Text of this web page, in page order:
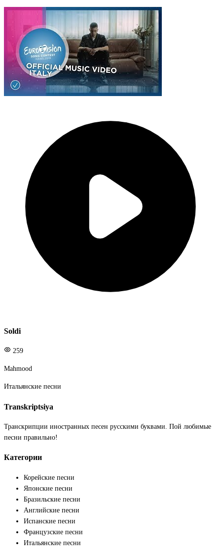
Soldi
259
Mahmood
Итальянские песни
Transkriptsiya
Транскрипции иностранных песен русскими буквами. Пой любимые
песни правильно!
Категории
Корейские песни
Японские песни
Бразильские песни
Английские песни
Испанские песни
Французские песни
Итальянские песни